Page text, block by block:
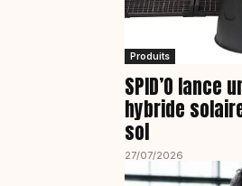
Produits
SPID’O
hybride
sol
27/07/2026